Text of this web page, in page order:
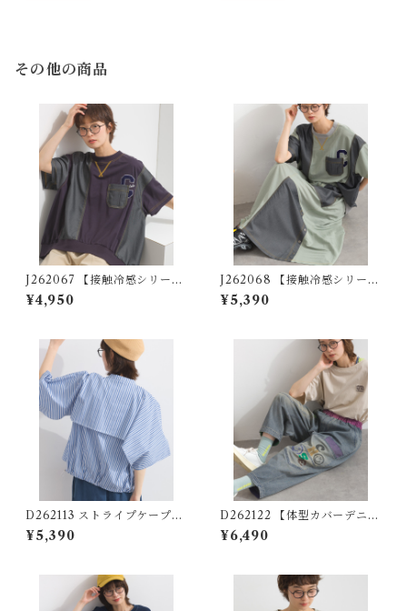
その他の商品
J262067 【接触冷感シリー
ズ】 カノコ デニム使いリメイ
ク風プルオーバー (セットアッ
h Denim Details (Matching
Set Available)
¥4,950
J262068 【接触冷感シリー
ズ】 配色異素材切替ロングス
カート / Cool-Touch Contr
¥5,390
D262113 ストライプケープ風
レイヤードブラウス / Stripe
Cape Layered Blouse (残り
¥5,390
D262122 【体型カバーデニム
シリーズ】 パッチワークスマ
イルデニム / Patchwork Smi
¥6,490